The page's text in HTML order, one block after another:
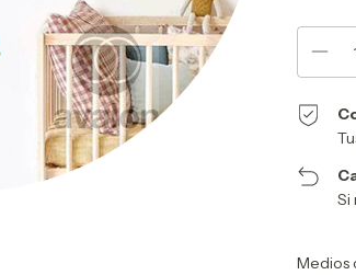
Si
Entregas
Medios